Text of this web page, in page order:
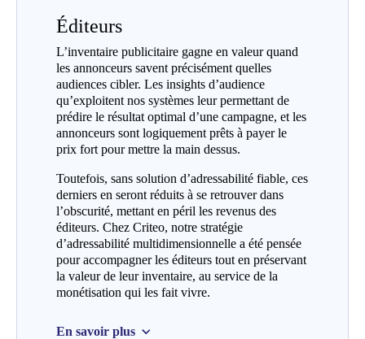
Éditeurs
L’inventaire publicitaire gagne en valeur quand
les annonceurs savent précisément quelles
audiences cibler. Les insights d’audience
qu’exploitent nos systèmes leur permettant de
prédire le résultat optimal d’une campagne, et les
annonceurs sont logiquement prêts à payer le
prix fort pour mettre la main dessus.
Toutefois, sans solution d’adressabilité fiable, ces
derniers en seront réduits à se retrouver dans
l’obscurité, mettant en péril les revenus des
éditeurs. Chez Criteo, notre stratégie
d’adressabilité multidimensionnelle a été pensée
pour accompagner les éditeurs tout en préservant
la valeur de leur inventaire, au service de la
monétisation qui les fait vivre.
En savoir plus